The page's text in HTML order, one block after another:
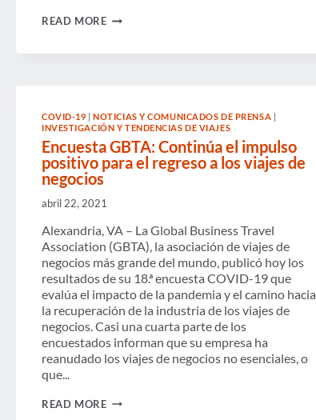
READ MORECARTA
A
INSTANDO
A
LA
APERTURA
DE
NO
COVID-19 |NOTICIAS Y COMUNICADOS DE PRENSA
INVESTIGACIÓN Y TENDENCIAS DE VIAJES
Encuesta GBTA: Continúa el impulso
positivo para el regreso a los viajes de
negocios
abril 22, 2021
Alexandria, VA – La Global Business Travel
Association (GBTA), la asociación de viajes de
negocios más grande del mundo, publicó hoy los
resultados de su 18.ª encuesta COVID-19 que
evalúa el impacto de la pandemia y el camino hacia
la recuperación de la industria de los viajes de
negocios. Casi una cuarta parte de los
encuestados informan que su empresa ha
reanudado los viajes de negocios no esenciales, o
que...
READ MOREENCUESTA